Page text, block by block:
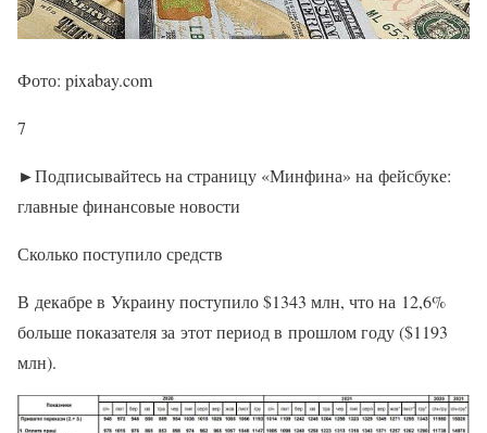
Фото: pixabay.com
7
►Подписывайтесь на страницу «Минфина» на фейсбуке:
главные финансовые новости
Сколько поступило средств
В декабре в Украину поступило $1343 млн, что на 12,6%
больше показателя за этот период в прошлом году ($1193
млн).